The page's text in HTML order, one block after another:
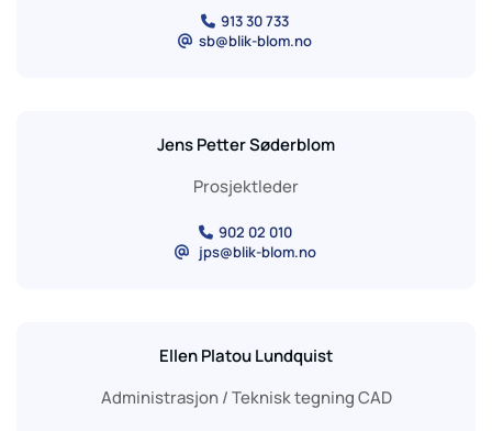
 913 30 733
@ sb@blik-blom.no
Jens Petter Søderblom
Prosjektleder
 902 02 010
@ jps@blik-blom.no
Ellen Platou Lundquist
Administrasjon / Teknisk tegning CAD